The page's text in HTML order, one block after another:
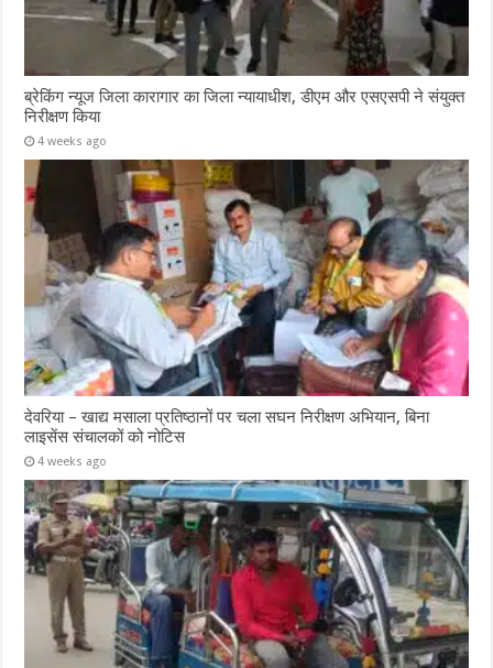
ब्रेकिंग न्यूज जिला कारागार का जिला न्यायाधीश, डीएम और एसएसपी ने संयुक्त
निरीक्षण किया
4 weeks ago
देवरिया – खाद्य मसाला प्रतिष्ठानों पर चला सघन निरीक्षण अभियान, बिना
लाइसेंस संचालकों को नोटिस
4 weeks ago